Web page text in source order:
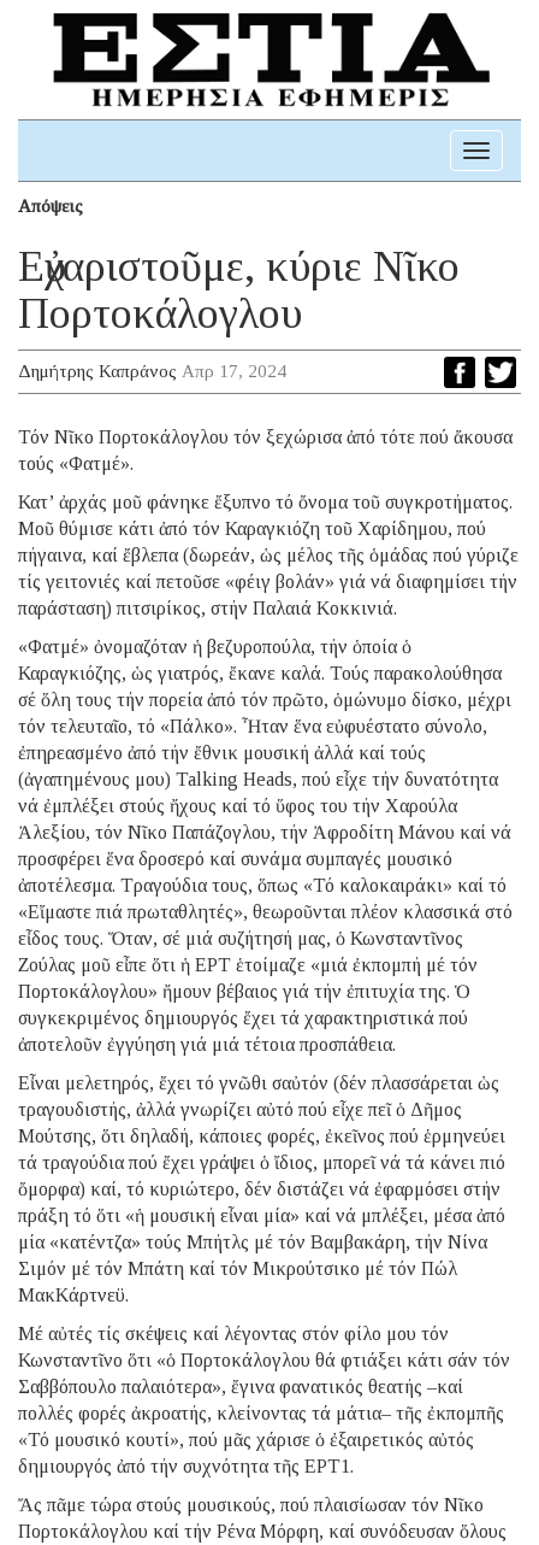
Toggle
Απόψεις
Εὐχαριστοῦμε, κύριε Νῖκο
Πορτοκάλογλου
Δημήτρης Καπράνος Απρ 17, 2024
Τόν Νῖκο Πορτοκάλογλου τόν ξεχώρισα ἀπό τότε πού ἄκουσα
τούς «Φατμέ».
Κατ’ ἀρχάς μοῦ φάνηκε ἔξυπνο τό ὄνομα τοῦ συγκροτήματος.
Μοῦ θύμισε κάτι ἀπό τόν Καραγκιόζη τοῦ Χαρίδημου, πού
πήγαινα, καί ἔβλεπα (δωρεάν, ὡς μέλος τῆς ὁμάδας πού γύριζε
τίς γειτονιές καί πετοῦσε «φέιγ βολάν» γιά νά διαφημίσει τήν
παράσταση) πιτσιρίκος, στήν Παλαιά Κοκκινιά.
«Φατμέ» ὀνομαζόταν ἡ βεζυροπούλα, τήν ὁποία ὁ
Καραγκιόζης, ὡς γιατρός, ἔκανε καλά. Τούς παρακολούθησα
σέ ὅλη τους τήν πορεία ἀπό τόν πρῶτο, ὁμώνυμο δίσκο, μέχρι
τόν τελευταῖο, τό «Πάλκο». Ἦταν ἕνα εὐφυέστατο σύνολο,
ἐπηρεασμένο ἀπό τήν ἔθνικ μουσική ἀλλά καί τούς
(ἀγαπημένους μου) Talking Heads, πού εἶχε τήν δυνατότητα
νά ἐμπλέξει στούς ἤχους καί τό ὕφος του τήν Χαρούλα
Ἀλεξίου, τόν Νῖκο Παπάζογλου, τήν Ἀφροδίτη Μάνου καί νά
προσφέρει ἕνα δροσερό καί συνάμα συμπαγές μουσικό
ἀποτέλεσμα. Τραγούδια τους, ὅπως «Τό καλοκαιράκι» καί τό
«Εἴμαστε πιά πρωταθλητές», θεωροῦνται πλέον κλασσικά στό
εἶδος τους. Ὅταν, σέ μιά συζήτησή μας, ὁ Κωνσταντῖνος
Ζούλας μοῦ εἶπε ὅτι ἡ ΕΡΤ ἑτοίμαζε «μιά ἐκπομπή μέ τόν
Πορτοκάλογλου» ἤμουν βέβαιος γιά τήν ἐπιτυχία της. Ὁ
συγκεκριμένος δημιουργός ἔχει τά χαρακτηριστικά πού
ἀποτελοῦν ἐγγύηση γιά μιά τέτοια προσπάθεια.
Εἶναι μελετηρός, ἔχει τό γνῶθι σαὐτόν (δέν πλασσάρεται ὡς
τραγουδιστής, ἀλλά γνωρίζει αὐτό πού εἶχε πεῖ ὁ Δῆμος
Μούτσης, ὅτι δηλαδή, κάποιες φορές, ἐκεῖνος πού ἑρμηνεύει
τά τραγούδια πού ἔχει γράψει ὁ ἴδιος, μπορεῖ νά τά κάνει πιό
ὄμορφα) καί, τό κυριώτερο, δέν διστάζει νά ἐφαρμόσει στήν
πράξη τό ὅτι «ἡ μουσική εἶναι μία» καί νά μπλέξει, μέσα ἀπό
μία «κατέντζα» τούς Μπήτλς μέ τόν Βαμβακάρη, τήν Νίνα
Σιμόν μέ τόν Μπάτη καί τόν Μικρούτσικο μέ τόν Πώλ
ΜακKάρτνεϋ.
Μέ αὐτές τίς σκέψεις καί λέγοντας στόν φίλο μου τόν
Κωνσταντῖνο ὅτι «ὁ Πορτοκάλογλου θά φτιάξει κάτι σάν τόν
Σαββόπουλο παλαιότερα», ἔγινα φανατικός θεατής –καί
πολλές φορές ἀκροατής, κλείνοντας τά μάτια– τῆς ἐκπομπῆς
«Τό μουσικό κουτί», πού μᾶς χάρισε ὁ ἐξαιρετικός αὐτός
δημιουργός ἀπό τήν συχνότητα τῆς ΕΡΤ1.
Ἄς πᾶμε τώρα στούς μουσικούς, πού πλαισίωσαν τόν Νῖκο
Πορτοκάλογλου καί τήν Ρένα Μόρφη, καί συνόδευσαν ὅλους